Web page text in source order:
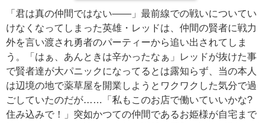
「君は真の仲間ではない――」最前線での戦いについてい
けなくなってしまった英雄・レッドは、仲間の賢者に戦力
外を言い渡され勇者のパーティーから追い出されてしま
う。「はぁ、あんときは辛かったなぁ」レッドが抜けた事
で賢者達が大パニックになってるとは露知らず、当の本人
は辺境の地で薬草屋を開業しようとワクワクした気分で過
ごしていたのだが……「私もこのお店で働いていいかな?
住み込みで！」突如かつての仲間であるお姫様が自宅まで